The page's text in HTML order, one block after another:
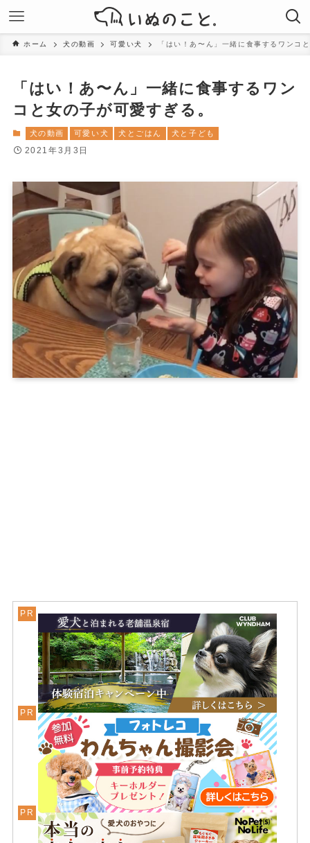
ホーム 犬の動画 可愛い犬 「はい！あ〜ん」一緒に食事するワンコ
「はい！あ〜ん」一緒に食事するワン
コと女の子が可愛すぎる。
犬の動画 可愛い犬 犬とごはん 犬と子ども
2021年3月3日